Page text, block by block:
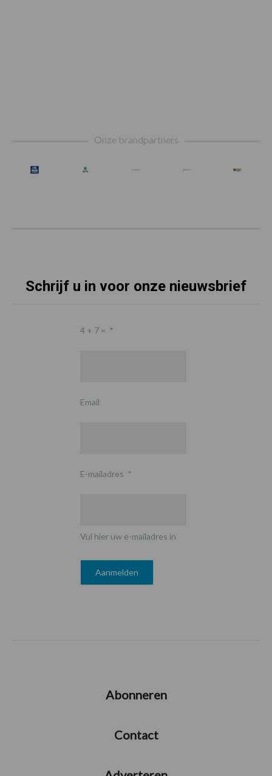
Onze brandpartners
Schrijf u in voor onze nieuwsbrief
4 + 7 = *
Email
E-mailadres *
Vul hier uw e-mailadres in
Abonneren
Contact